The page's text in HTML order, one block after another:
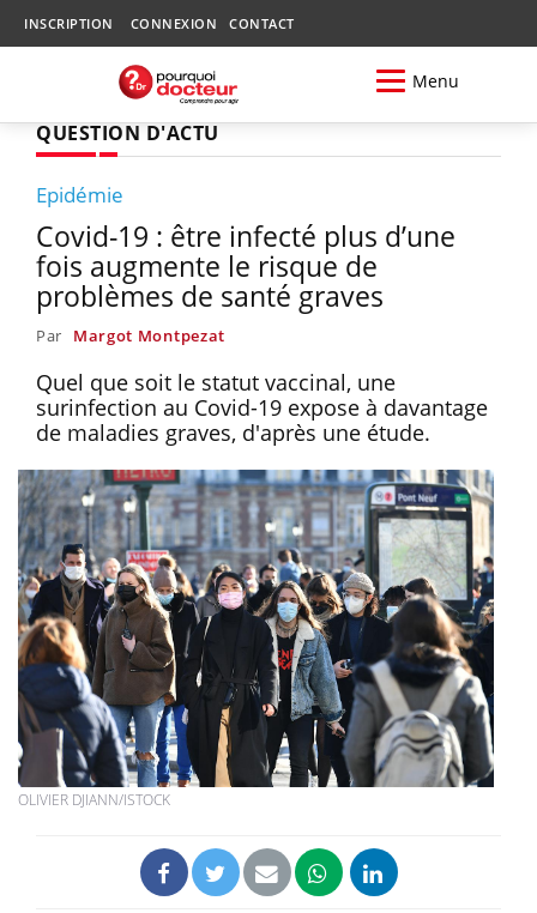
INSCRIPTION CONNEXION CONTACT
Menu
QUESTION D'ACTU
Epidémie
Covid-19 : être infecté plus d’une
fois augmente le risque de
problèmes de santé graves
Par Margot Montpezat
Quel que soit le statut vaccinal, une
surinfection au Covid-19 expose à davantage
de maladies graves, d'après une étude.
OLIVIER DJIANN/ISTOCK